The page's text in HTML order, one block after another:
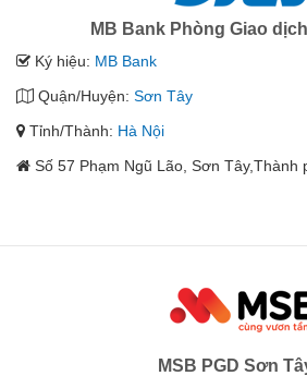
MB Bank Phòng Giao
Ký hiệu: MB Bank
Quận/Huyện: Sơn Tây
Tỉnh/Thành: Hà Nội
Số 57 Phạm Ngũ Lão, Sơn Tây,Thành
MSB PGD Sơn